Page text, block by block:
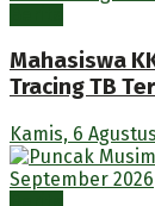
Mahasiswa
Tracing TB
Kamis, 6